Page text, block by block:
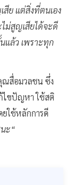
สีย แต่สิ่งที่ตนเอง
ม่สูญเสียได้จะดี
แล้ว เพราะทุก
ณสื่อมวลชน ซึ่ง
ไขปัญหา ใช้สติ
ใช้หลักการดี
ะ“